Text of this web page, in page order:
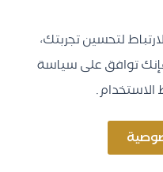
© 2026
لتحسين تجربتك،
توافق على سياسة